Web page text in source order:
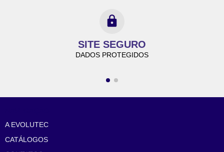
SITE SEGURO
DADOS PROTEGIDOS
A EVOLUTEC
CATÁLOGOS